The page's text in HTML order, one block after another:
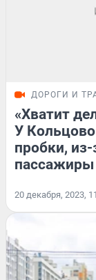
ДОРОГИ И
«Хватит
У
пробки,
пассажиры
20 декабря, 2023,